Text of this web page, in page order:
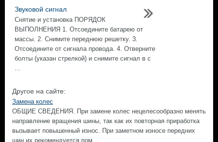
Звуковой сигнал
Снятие и установка ПОРЯДОК
ВЫПОЛНЕНИЯ 1. Отсоедините батарею от
массы. 2. Снимите переднюю решетку. 3.
Отсоедините от сигнала провода. 4. Отверните
болты (указан стрелкой) и снимите сигнал в с
...
Другое на сайте:
Замена колес
ОБЩИЕ СВЕДЕНИЯ. При замене колес нецелесообразно менять
направление вращения шины, так как их повторная приработка
вызывает повышенный износ. При заметном износе передних
шин их рекомендуется пом ...